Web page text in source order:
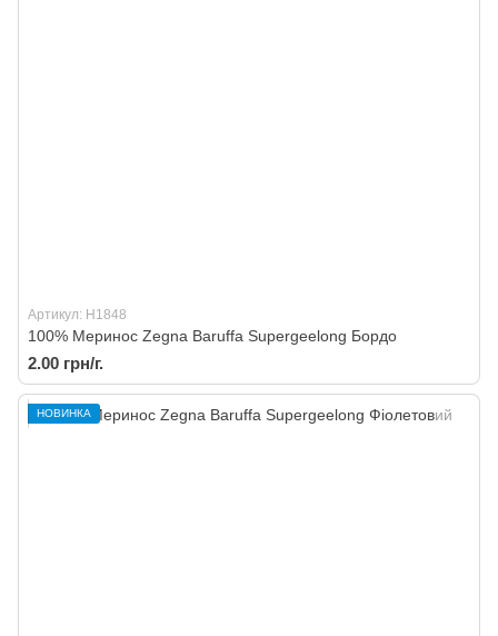
Артикул: H1848
100% Меринос Zegna Baruffa Supergeelong Бордо
2.00 грн/г.
НОВИНКА